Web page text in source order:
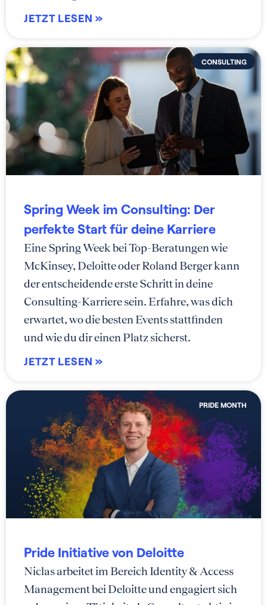
JETZT LESEN »
CONSULTING
Spring Week im Consulting: Der
perfekte Start für deine Karriere
Eine Spring Week bei Top-Beratungen wie
McKinsey, Deloitte oder Roland Berger kann
der entscheidende erste Schritt in deine
Consulting-Karriere sein. Erfahre, was dich
erwartet, wo die besten Events stattfinden
und wie du dir einen Platz sicherst.
JETZT LESEN »
PRIDE MONTH
Pride Initiative von Deloitte
Niclas arbeitet im Bereich Identity & Access
Management bei Deloitte und engagiert sich